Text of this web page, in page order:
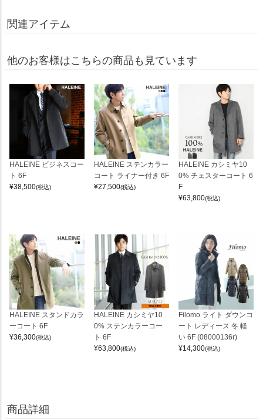
関連アイテム
他のお客様はこちらの商品も見ています
HALEINE ビジネスコー
ト 6F
¥38,500(税込)
HALEINE ステンカラー
コート ライナー付き 6F
¥27,500(税込)
HALEINE カシミヤ10
0% チェスターコート 6
F
¥63,800(税込)
HALEINE スタンドカラ
ーコート 6F
¥36,300(税込)
HALEINE カシミヤ10
0% ステンカラーコー
ト 6F
¥63,800(税込)
Filomo ライト ダウンコ
ート レディース 冬 軽
い 6F (08000136r)
¥14,300(税込)
商品詳細